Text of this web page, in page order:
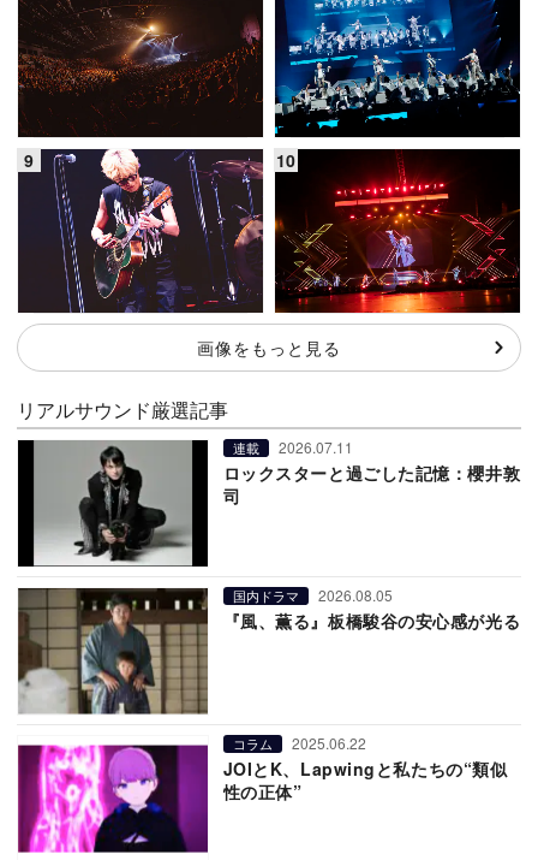
画像をもっと見る
リアルサウンド厳選記事
連載 2026.07.11
ロックスターと過ごした記憶：櫻井敦
司
国内ドラマ 2026.08.05
『風、薫る』板橋駿谷の安心感が光る
コラム 2025.06.22
JOIとK、Lapwingと私たちの“類似
性の正体”